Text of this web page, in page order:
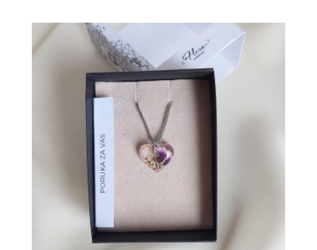
25.00 KM.